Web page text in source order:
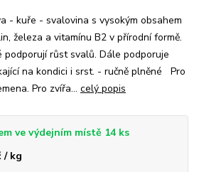
- kuře - svalovina s vysokým obsahem
železa a vitamínu B2 v přírodní formě.
podporují růst svalů. Dále podporuje
na kondici i srst. - ručně plněné Pro
Pro zvířa... celý popis
ve výdejním místě 14 ks
/ kg